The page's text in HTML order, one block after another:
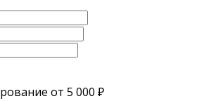
от 5 000 ₽